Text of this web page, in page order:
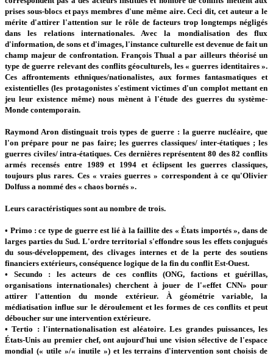
prises sous-blocs et pays membres d'une même aire. Ceci dit, cet auteur a le
mérite d'attirer l'attention sur le rôle de facteurs trop longtemps négligés
dans les relations internationales. Avec la mondialisation des flux
d'information, de sons et d'images, l'instance culturelle est devenue de fait un
champ majeur de confrontation. François Thual a par ailleurs théorisé un
type de guerre relevant des conflits géoculturels, les « guerres identitaires ».
Ces affrontements ethniques/nationalistes, aux formes fantasmatiques et
existentielles (les protagonistes s'estiment victimes d'un complot mettant en
jeu leur existence même) nous mènent à l'étude des guerres du système-
Monde contemporain.
Raymond Aron distinguait trois types de guerre : la guerre nucléaire, que
l'on prépare pour ne pas faire; les guerres classiques/ inter-étatiques ; les
guerres civiles/ intra-étatiques. Ces dernières représentent 80 des 82 conflits
armés recensés entre 1989 et 1994 et éclipsent les guerres classiques,
toujours plus rares. Ces « vraies guerres » correspondent à ce qu'Olivier
Dolfuss a nommé des « chaos bornés ».
Leurs caractéristiques sont au nombre de trois.
• Primo : ce type de guerre est lié à la faillite des « États importés », dans de
larges parties du Sud. L'ordre territorial s'effondre sous les effets conjugués
du sous-développement, des clivages internes et de la perte des soutiens
financiers extérieurs, conséquence logique de la fin du conflit Est-Ouest.
• Secundo : les acteurs de ces conflits (ONG, factions et guérillas,
organisations internationales) cherchent à jouer de l'«effet CNN» pour
attirer l'attention du monde extérieur. À géométrie variable, la
médiatisation influe sur le déroulement et les formes de ces conflits et peut
déboucher sur une intervention extérieure.
• Tertio : l'internationalisation est aléatoire. Les grandes puissances, les
États-Unis au premier chef, ont aujourd'hui une vision sélective de l'espace
mondial (« utile »/« inutile ») et les terrains d'intervention sont choisis de